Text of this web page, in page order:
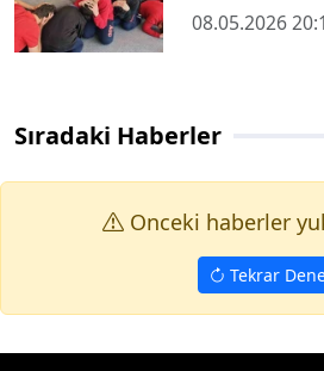
08.05.2026
Sıradaki Haberler
Onceki haberler
Tekrar